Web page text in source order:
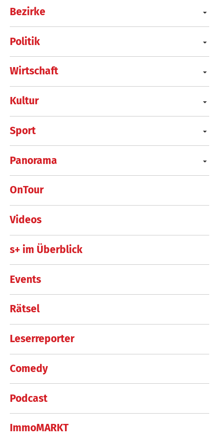
Bezirke
Politik
Wirtschaft
Kultur
Sport
Panorama
OnTour
Videos
s+ im Überblick
Events
Rätsel
Leserreporter
Comedy
Podcast
ImmoMARKT